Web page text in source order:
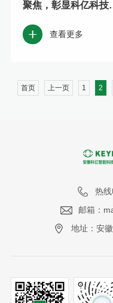
聚焦，彰显科亿科技
查看更多
首页 上一页 1 2
热
邮箱：
地址：安